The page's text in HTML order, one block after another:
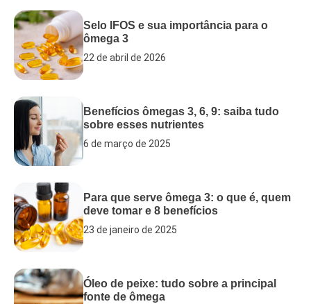
Selo IFOS e sua importância para o
ômega 3
22 de abril de 2026
Benefícios ômegas 3, 6, 9: saiba tudo
sobre esses nutrientes
6 de março de 2025
Para que serve ômega 3: o que é, quem
deve tomar e 8 benefícios
23 de janeiro de 2025
Óleo de peixe: tudo sobre a principal
fonte de ômega